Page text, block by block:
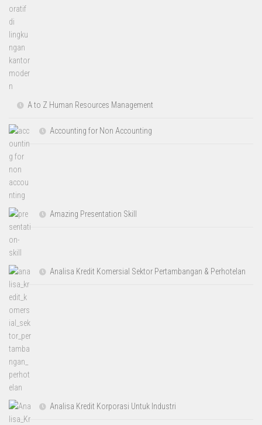
A to Z Human Resources Management
Accounting for Non Accounting
Amazing Presentation Skill
Analisa Kredit Komersial Sektor Pertambangan & Perhotelan
Analisa Kredit Korporasi Untuk Industri